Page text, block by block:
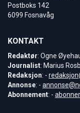
Postboks 142
6099 Fosnavåg
KONTAKT
Redaktør: Ogne
Journalist: Marius
Redaksjon: -
Annonse: -
Abonnement: -